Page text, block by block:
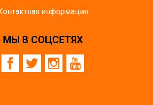
информация
МЫ В СОЦСЕТЯХ